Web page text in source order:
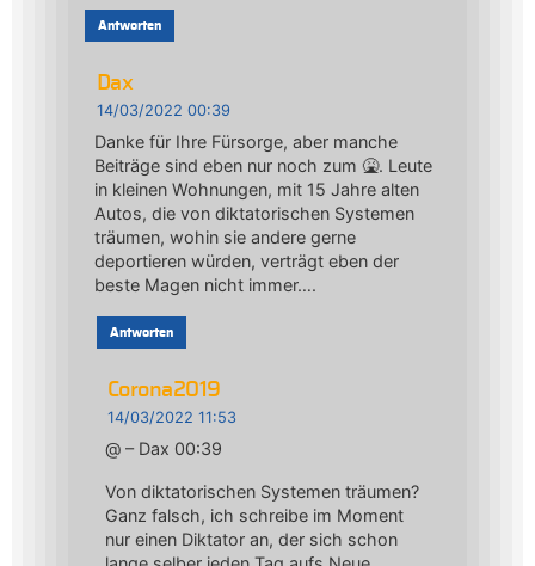
Antworten
Dax
14/03/2022 00:39
Danke für Ihre Fürsorge, aber manche
Beiträge sind eben nur noch zum 🤮. Leute
in kleinen Wohnungen, mit 15 Jahre alten
Autos, die von diktatorischen Systemen
träumen, wohin sie andere gerne
deportieren würden, verträgt eben der
beste Magen nicht immer….
Antworten
Corona2019
14/03/2022 11:53
@ – Dax 00:39
Von diktatorischen Systemen träumen?
Ganz falsch, ich schreibe im Moment
nur einen Diktator an, der sich schon